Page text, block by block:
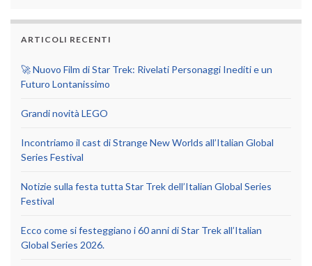
ARTICOLI RECENTI
🚀 Nuovo Film di Star Trek: Rivelati Personaggi Inediti e un
Futuro Lontanissimo
Grandi novità LEGO
Incontriamo il cast di Strange New Worlds all’Italian Global
Series Festival
Notizie sulla festa tutta Star Trek dell’Italian Global Series
Festival
Ecco come si festeggiano i 60 anni di Star Trek all’Italian
Global Series 2026.